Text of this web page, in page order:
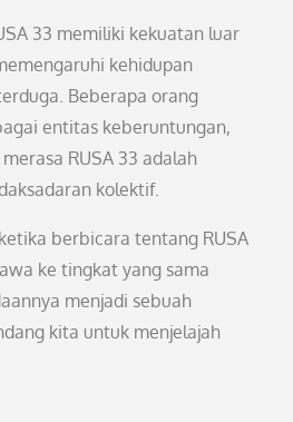
33 memiliki kekuatan luar
kehidupan
Beberapa orang
entitas keberuntungan,
RUSA 33 adalah
kolektif.
berbicara tentang RUSA
ke tingkat yang sama
menjadi sebuah
kita untuk menjelajah